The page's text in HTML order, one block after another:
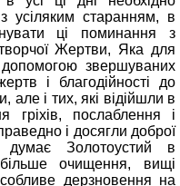
усіляким старанням, в
ці поминання з
Жертви, Яка для
звершуваних
і благодійності до
але і тих, які відійшли в
гріхів, послаблення і
і досягли доброї
думає Золотоустий в
очищення, вищі
дерзновення на